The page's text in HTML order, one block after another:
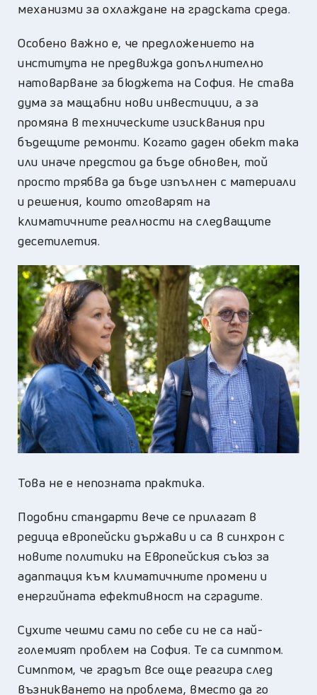
механизми за охлаждане на градската среда.
Особено важно е, че предложението на
института не предвижда допълнително
натоварване за бюджета на София. Не става
дума за мащабни нови инвестиции, а за
промяна в техническите изисквания при
бъдещите ремонти. Когато даден обект така
или иначе предстои да бъде обновен, той
просто трябва да бъде изпълнен с материали
и решения, които отговарят на
климатичните реалности на следващите
десетилетия.
Това не е непозната практика.
Подобни стандарти вече се прилагат в
редица европейски държави и са в синхрон с
новите политики на Европейския съюз за
адаптация към климатичните промени и
енергийната ефективност на сградите.
Сухите чешми сами по себе си не са най-
големият проблем на София. Те са симптом.
Симптом, че градът все още реагира след
възникването на проблема, вместо да го